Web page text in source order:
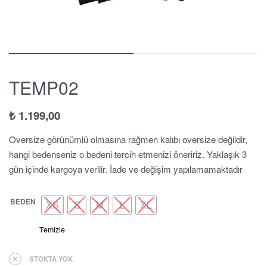
TEMP02
₺ 1.199,00
Oversize görünümlü olmasına rağmen kalıbı oversize değildir,
hangi bedenseniz o bedeni tercih etmenizi öneririz. Yaklaşık 3
gün içinde kargoya verilir. İade ve değişim yapılamamaktadır
BEDEN XS S M L XL
Temizle
STOKTA YOK